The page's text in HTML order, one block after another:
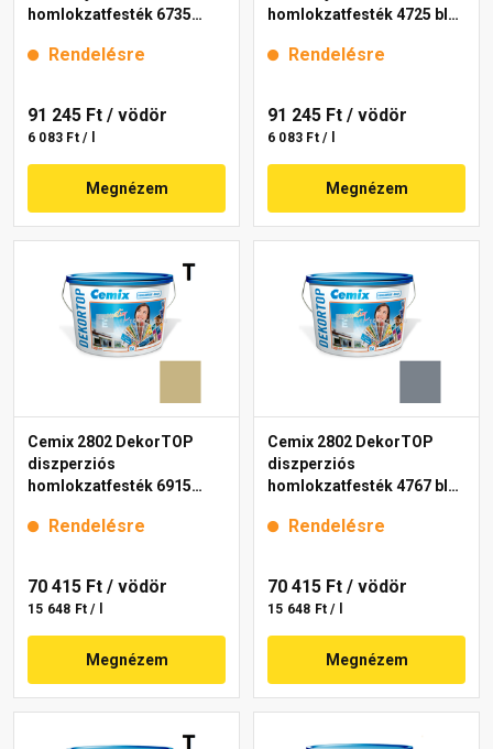
homlokzatfesték 6735
Rendelésre
91 245 Ft / vödör
6 083 Ft / l
Megnézem
homlokzatfesték 4725 blue
Rendelésre
91 245 Ft / vödör
6 083 Ft / l
Megnézem
Cemix 2802 DekorTOP
diszperziós
homlokzatfesték 6915
Rendelésre
70 415 Ft / vödör
15 648 Ft / l
Megnézem
Cemix 2802 DekorTOP
diszperziós
homlokzatfesték 4767 blue
Rendelésre
70 415 Ft / vödör
15 648 Ft / l
Megnézem